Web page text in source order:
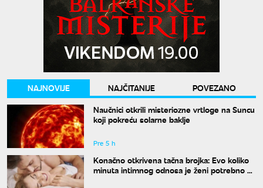
NAJNOVIJE NAJČITANIJE
POVEZANO
Naučnici otkrili misteriozne vrtloge na Suncu
koji pokreću solarne baklje
Pre 5 h
Konačno otkrivena tačna brojka: Evo koliko
minuta intimnog odnosa je ženi potrebno da